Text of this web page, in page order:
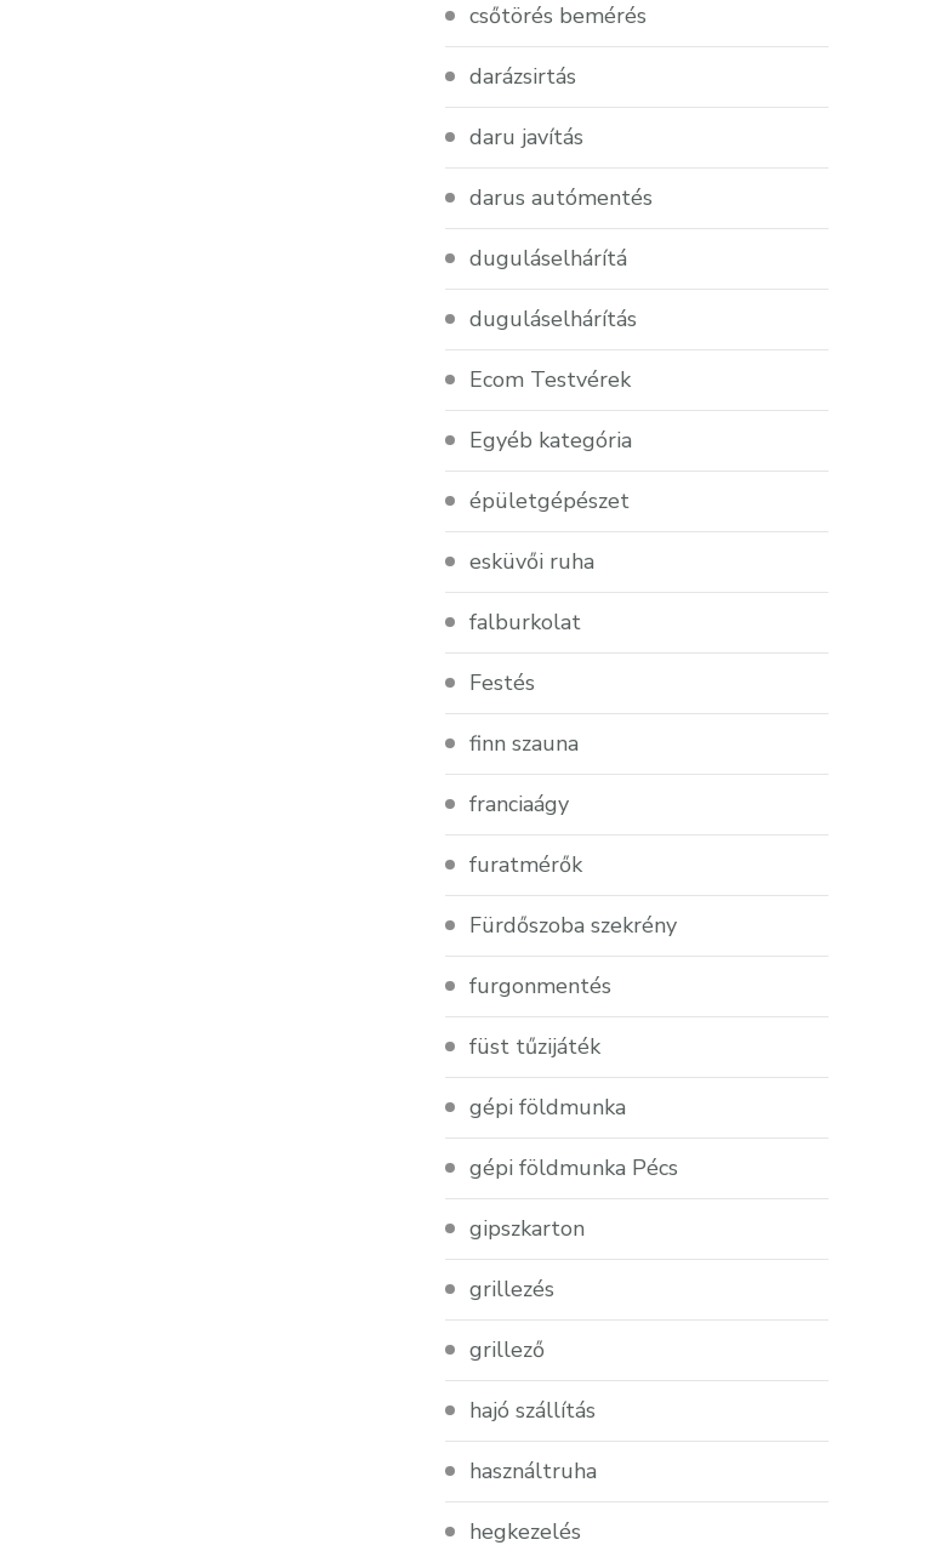
csőtörés bemérés
darázsirtás
daru javítás
darus autómentés
duguláselhárítá
duguláselhárítás
Ecom Testvérek
Egyéb kategória
épületgépészet
esküvői ruha
falburkolat
Festés
finn szauna
franciaágy
furatmérők
Fürdőszoba szekrény
furgonmentés
füst tűzijáték
gépi földmunka
gépi földmunka Pécs
gipszkarton
grillezés
grillező
hajó szállítás
használtruha
hegkezelés